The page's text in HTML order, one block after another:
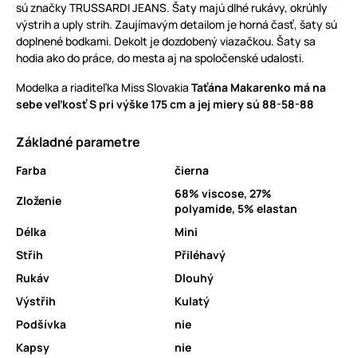
sú značky TRUSSARDI JEANS. Šaty majú dlhé rukávy, okrúhly
výstrih a uply strih. Zaujímavým detailom je horná časť, šaty sú
doplnené bodkami. Dekolt je dozdobený viazačkou. Šaty sa
hodia ako do práce, do mesta aj na spoločenské udalosti.
Modelka a riaditeľka Miss Slovakia Taťána Makarenko má na
sebe veľkosť S pri výške 175 cm a jej miery sú 88-58-88
Základné parametre
Farba
čierna
Zloženie
68% viscose, 27%
polyamide, 5% elastan
Délka
Mini
Střih
Přiléhavý
Rukáv
Dlouhý
Výstřih
Kulatý
Podšívka
nie
Kapsy
nie